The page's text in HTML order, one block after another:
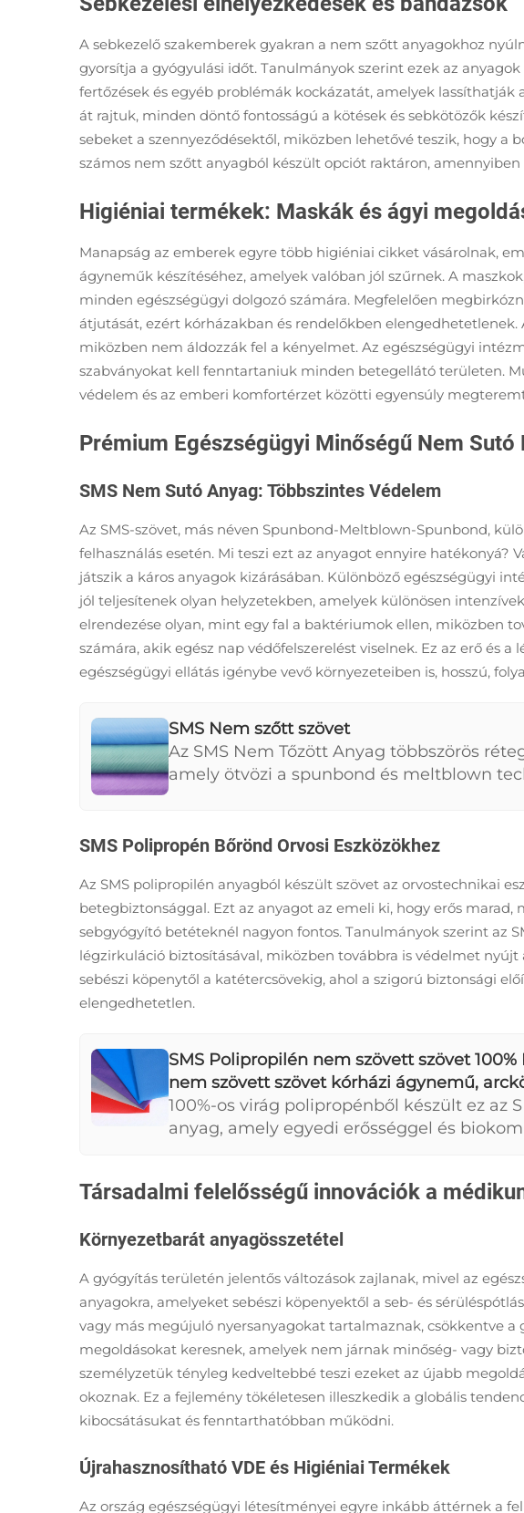
A sebkezelő szakemberek gyakran a nem szőtt anyagokhoz
gyorsítja a gyógyulási időt. Tanulmányok szerint ezek az
fertőzések és egyéb problémák kockázatát, amelyek
át rajtuk, minden döntő fontosságú a kötések és sebkötözők
sebeket a szennyeződésektől, miközben lehetővé teszik, hogy a
számos nem szőtt anyagból készült opciót raktáron,
Higiéniai termékek: Maskák és ágyi
Manapság az emberek egyre több higiéniai cikket vásárolnak,
ágyneműk készítéséhez, amelyek valóban jól szűrnek. A
minden egészségügyi dolgozó számára. Megfelelően
átjutását, ezért kórházakban és rendelőkben
miközben nem áldozzák fel a kényelmet. Az egészségügyi
szabványokat kell fenntartaniuk minden betegellátó területen.
védelem és az emberi komfortérzet közötti egyensúly
Prémium Egészségügyi Minőségű Nem
SMS Nem Sutó Anyag: Többszintes Védelem
Az SMS-szövet, más néven Spunbond-Meltblown-Spunbond,
felhasználás esetén. Mi teszi ezt az anyagot ennyire
játszik a káros anyagok kizárásában. Különböző egészségügyi
jól teljesítenek olyan helyzetekben, amelyek különösen
elrendezése olyan, mint egy fal a baktériumok ellen, miközben
számára, akik egész nap védőfelszerelést viselnek. Ez az erő
egészségügyi ellátás igénybe vevő környezeteiben is, hosszú,
SMS Nem szőtt szövet
Az SMS Nem Tőzött Anyag többszörös
amely ötvözi a spunbond és meltblown
igényelnek.
SMS Polipropén Bőrönd Orvosi Eszközökhez
Az SMS polipropilén anyagból készült szövet az orvostechnikai
betegbiztonsággal. Ezt az anyagot az emeli ki, hogy erős
sebgyógyító betéteknél nagyon fontos. Tanulmányok szerint az
légzirkuláció biztosításával, miközben továbbra is védelmet
sebészi köpenytől a katétercsövekig, ahol a szigorú biztonsági
elengedhetetlen.
SMS Polipropilén nem szövett szövet
nem szövett szövet kórházi ágynemű,
háttérszövet
100%-os virág polipropénből készült ez az
anyag, amely egyedi erősséggel és
változatos igényeket, mind
Társadalmi felelősségű innovációk a
Környezetbarát anyagösszetétel
A gyógyítás területén jelentős változások zajlanak, mivel az
anyagokra, amelyeket sebészi köpenyektől a seb- és
vagy más megújuló nyersanyagokat tartalmaznak, csökkentve a
megoldásokat keresnek, amelyek nem járnak minőség- vagy
személyzetük tényleg kedveltebbé teszi ezeket az újabb
okoznak. Ez a fejlemény tökéletesen illeszkedik a globális
kibocsátásukat és fenntarthatóbban működni.
Újrahasznosítható VDE és Higiéniai Termékek
Az ország egészségügyi létesítményei egyre inkább áttérnek a